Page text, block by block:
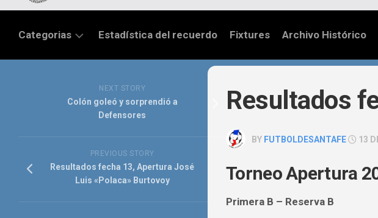
Categorias
FEDERAL
Estadística del recuerdo Fixtures Archivo Histórico
Resultados
BY FUTBOLDESANTAFE 13
Torneo Apertura
Primera B – Reserva B
NEXT STORY
Colón goleó y sorprendió a
Defensores
PREVIOUS STORY
Resultados fecha 13, Apertura José
Luis «Polaca» Burtovoy